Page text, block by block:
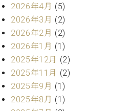
ト
ピ
ノ
C.
ベ
ヒ
シ
ュ
ジオ
レン
タル
ホー
ル・
スタ
ジオ
空き
状況
動
2026年4月 (5)
2026年3月 (2)
2026年2月 (2)
2026年1月 (1)
2025年12月 (2)
2025年11月 (2)
2025年9月 (1)
2025年8月 (1)